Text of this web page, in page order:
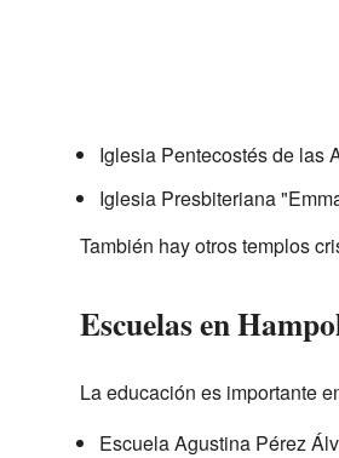
Iglesia Pentecostés de las
Iglesia Presbiteriana
También hay otros templos
Escuelas en
La educación es importante
Escuela Agustina Pérez